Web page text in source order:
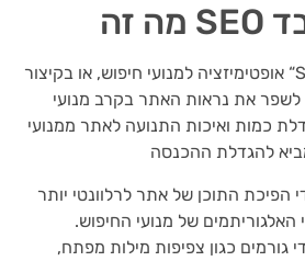
אופטימיזציה למנועי חיפוש, או בקיצור “SEO”, היא טכניקה שניתן
את נראות האתר בקרב מנועי
כמות ואיכות התנועה לאתר ממנועי
הפיכת התוכן של אתר לרלוונטי יותר
האלגוריתמים של מנועי החיפוש.
גורמים כגון צפיפות מילות מפתח,